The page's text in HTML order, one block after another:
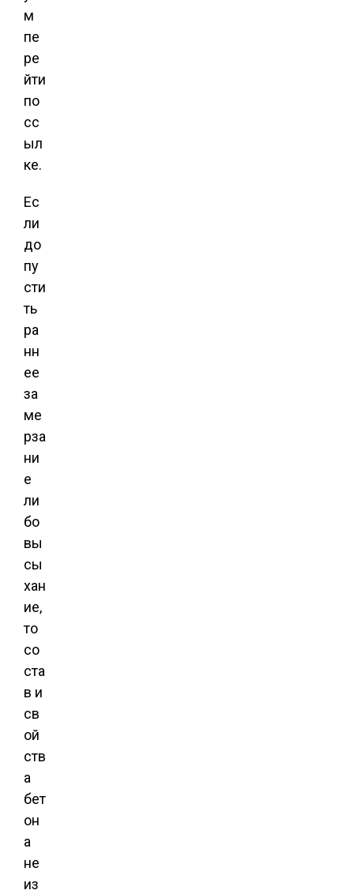
м
пе
ре
йти
по
сс
ыл
ке.
Ес
ли
до
пу
сти
ть
ра
нн
ее
за
ме
рза
ни
е
ли
бо
вы
сы
хан
ие,
то
со
ста
в и
св
ой
ств
а
бет
он
а
не
из